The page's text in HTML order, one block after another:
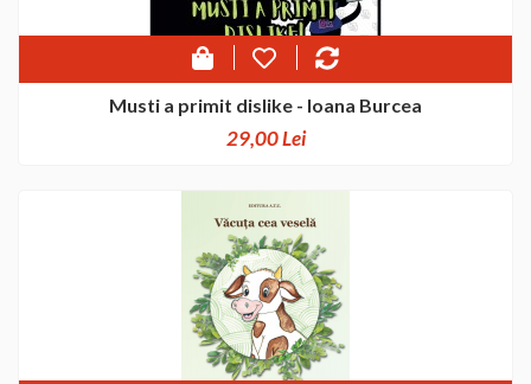
Musti a primit dislike - Ioana Burcea
29,00 Lei